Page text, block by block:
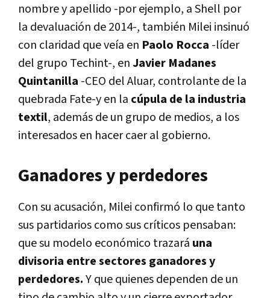
nombre y apellido -por ejemplo, a Shell por
la devaluación de 2014-, también Milei insinuó
con claridad que veía en Paolo Rocca -líder
del grupo Techint-, enJavier Madanes
Quintanilla -CEO del Aluar, controlante de la
quebrada Fate-y en la cúpula de la industria
textil, además de un grupo de medios, a los
interesados en hacer caer al gobierno.
Ganadores y perdedores
Con su acusación, Milei confirmó lo que tanto
sus partidarios como sus críticos pensaban:
que su modelo económico trazará una
divisoria entre sectores ganadores y
perdedores.Y que quienes dependen de un